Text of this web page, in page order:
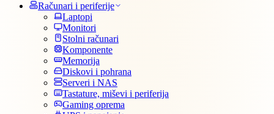
Računari i periferije
Laptopi
Monitori
Stolni računari
Komponente
Memorija
Diskovi i pohrana
Serveri i NAS
Tastature, miševi i periferija
Gaming oprema